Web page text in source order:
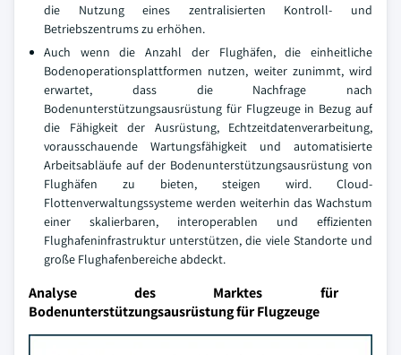
die Nutzung eines zentralisierten Kontroll- und
Betriebszentrums zu erhöhen.
Auch wenn die Anzahl der Flughäfen, die einheitliche
Bodenoperationsplattformen nutzen, weiter zunimmt, wird
erwartet, dass die Nachfrage nach
Bodenunterstützungsausrüstung für Flugzeuge in Bezug auf
die Fähigkeit der Ausrüstung, Echtzeitdatenverarbeitung,
vorausschauende Wartungsfähigkeit und automatisierte
Arbeitsabläufe auf der Bodenunterstützungsausrüstung von
Flughäfen zu bieten, steigen wird. Cloud-
Flottenverwaltungssysteme werden weiterhin das Wachstum
einer skalierbaren, interoperablen und effizienten
Flughafeninfrastruktur unterstützen, die viele Standorte und
große Flughafenbereiche abdeckt.
Analyse des Marktes für
Bodenunterstützungsausrüstung für Flugzeuge